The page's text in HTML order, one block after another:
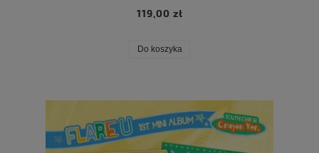
119,00 zł
Do koszyka